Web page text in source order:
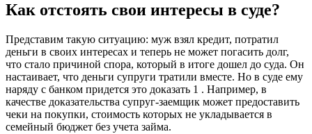
Как отстоять свои интересы в суде?
Представим такую ситуацию: муж взял кредит, потратил
деньги в своих интересах и теперь не может погасить долг,
что стало причиной спора, который в итоге дошел до суда. Он
настаивает, что деньги супруги тратили вместе. Но в суде ему
наряду с банком придется это доказать 1 . Например, в
качестве доказательства супруг-заемщик может предоставить
чеки на покупки, стоимость которых не укладывается в
семейный бюджет без учета займа.